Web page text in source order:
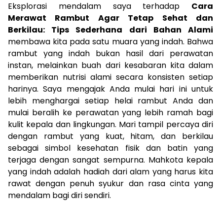
Eksplorasi mendalam saya terhadap Cara
Merawat Rambut Agar Tetap Sehat dan
Berkilau: Tips Sederhana dari Bahan Alami
membawa kita pada satu muara yang indah. Bahwa
rambut yang indah bukan hasil dari perawatan
instan, melainkan buah dari kesabaran kita dalam
memberikan nutrisi alami secara konsisten setiap
harinya. Saya mengajak Anda mulai hari ini untuk
lebih menghargai setiap helai rambut Anda dan
mulai beralih ke perawatan yang lebih ramah bagi
kulit kepala dan lingkungan. Mari tampil percaya diri
dengan rambut yang kuat, hitam, dan berkilau
sebagai simbol kesehatan fisik dan batin yang
terjaga dengan sangat sempurna. Mahkota kepala
yang indah adalah hadiah dari alam yang harus kita
rawat dengan penuh syukur dan rasa cinta yang
mendalam bagi diri sendiri.